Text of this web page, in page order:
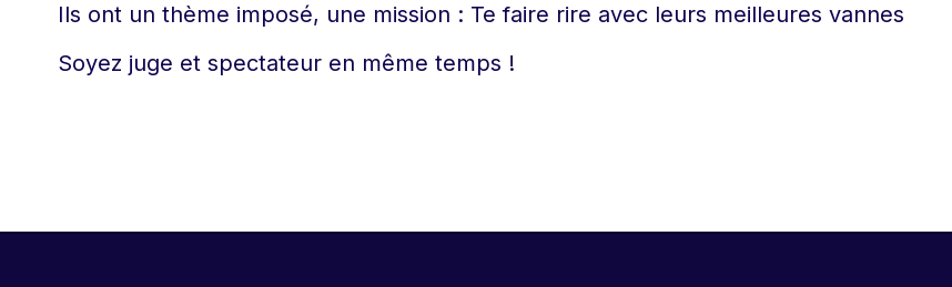
Ils ont un thème imposé, une mission : Te faire rire avec leurs meilleures vannes
Soyez juge et spectateur en même temps !